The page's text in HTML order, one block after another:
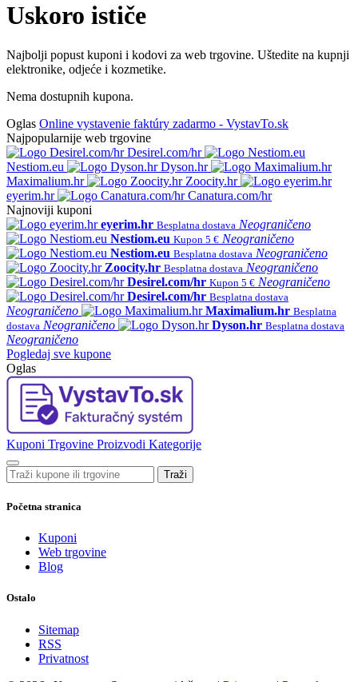
Uskoro ističe
Najbolji popust kuponi i kodovi za web trgovine. Uštedite na kupnji
elektronike, odjeće i kozmetike.
Nema dostupnih kupona.
Oglas Online vystavenie faktúry zadarmo - VystavTo.sk
Najpopularnije web trgovine
Desirel.com/hr
Nestiom.eu
Dyson.hr
Maximalium.hr
Zoocity.hr
eyerim.hr
Canatura.com/hr
Najnoviji kuponi
eyerim.hr Besplatna dostava Neograničeno
Nestiom.eu Kupon 5 € Neograničeno
Nestiom.eu Besplatna dostava Neograničeno
Zoocity.hr Besplatna dostava Neograničeno
Desirel.com/hr Kupon 5 € Neograničeno
Desirel.com/hr Besplatna dostava
Neograničeno Maximalium.hr Besplatna
dostava Neograničeno Dyson.hr Besplatna dostava
Neograničeno
Pogledaj sve kupone
Oglas
Kuponi Trgovine Proizvodi Kategorije
Traži
Početna stranica
Kuponi
Web trgovine
Blog
Ostalo
Sitemap
RSS
Privatnost